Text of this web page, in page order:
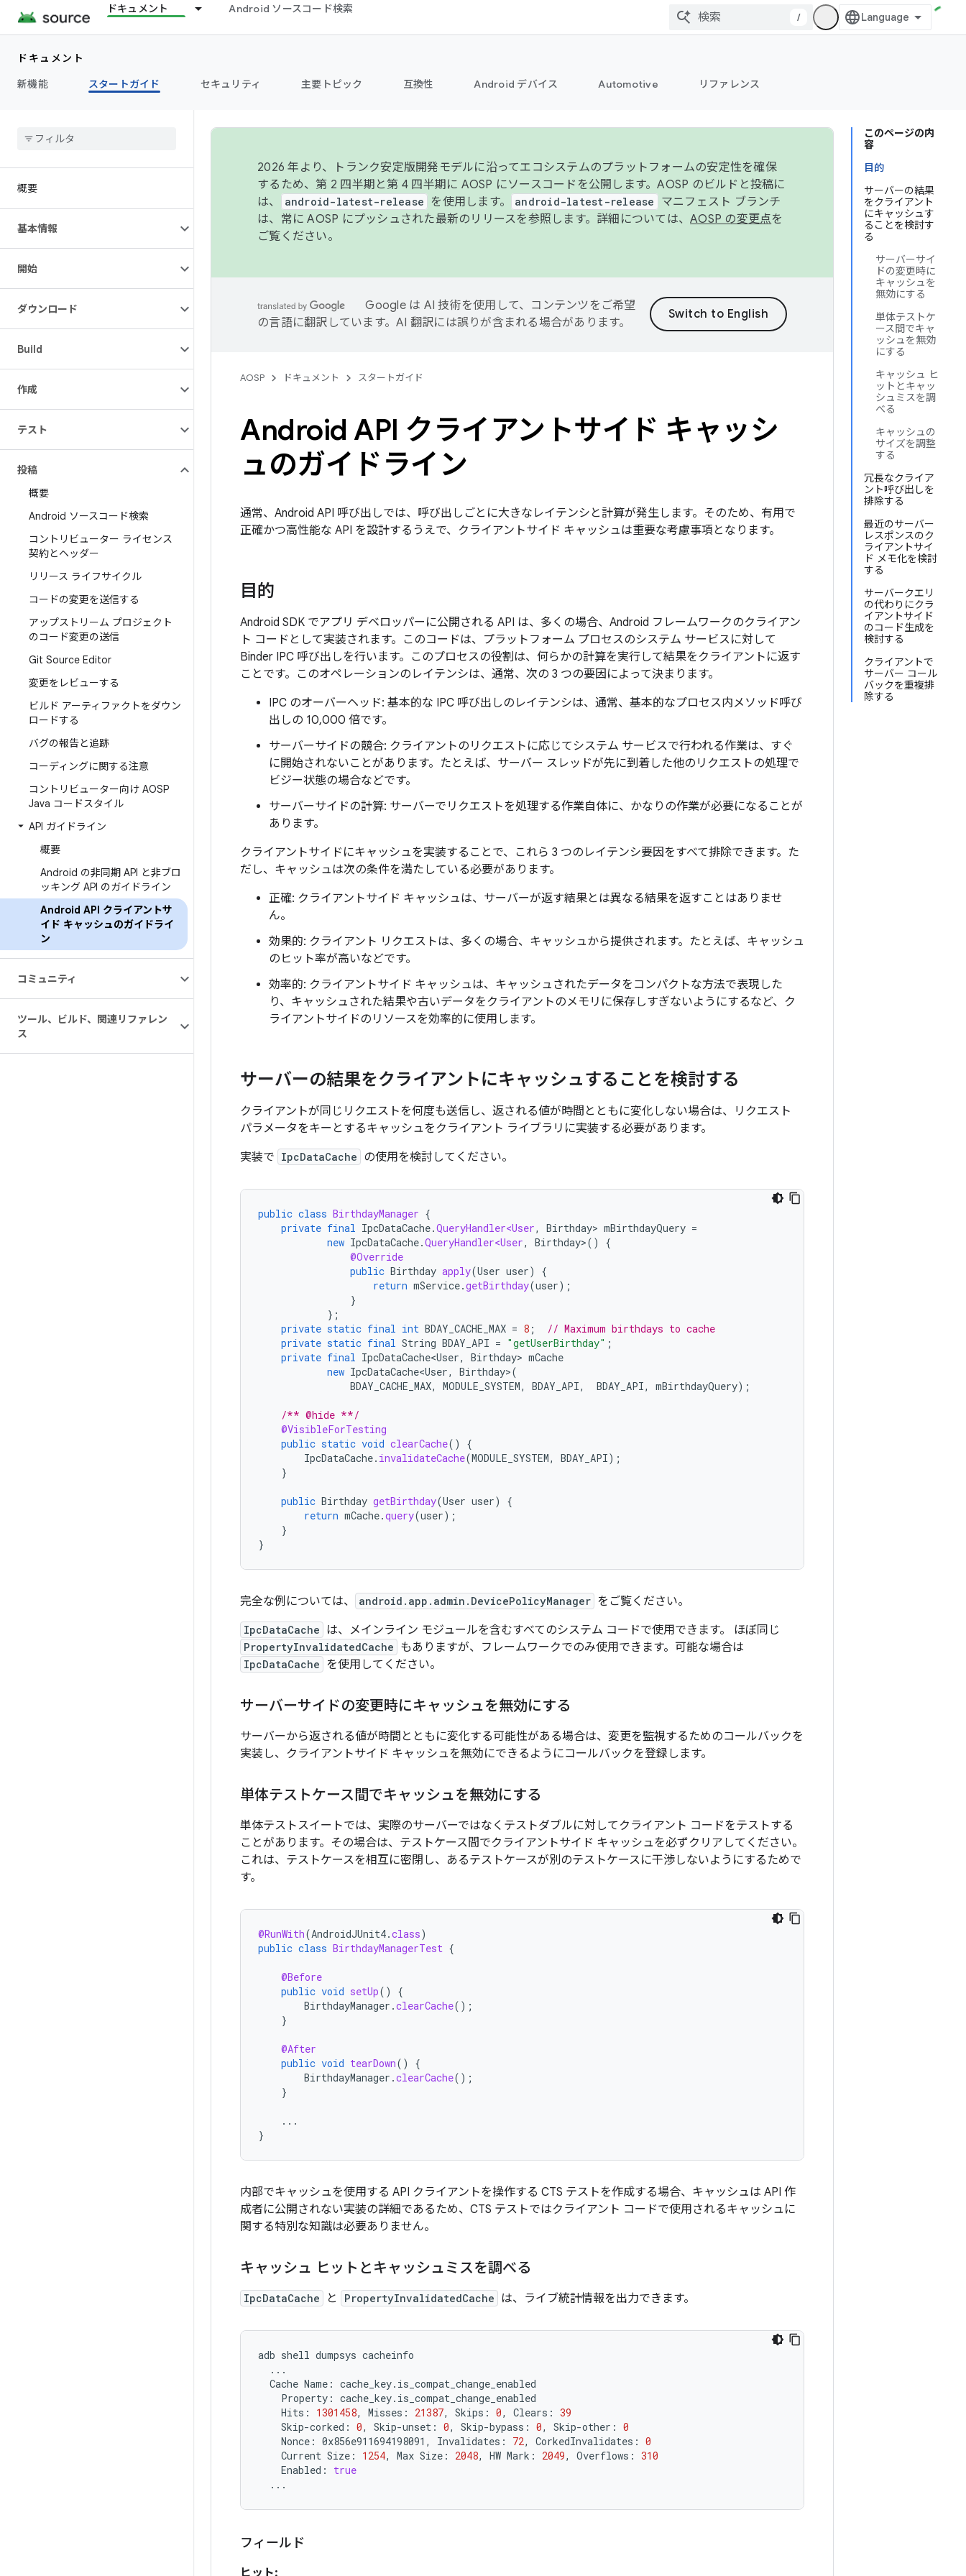
ドキュメント Android ソースコード検索
/
ドキュメント
新機能
スタートガイド セキュリティ 主要トピック 互換性 Android デバイス Automotive リファレンス
概要
基本情報
開始
ダウンロード
Build
作成
テスト
投稿
概要
Android ソースコード検索
コントリビューター ライセンス
契約とヘッダー
リリース ライフサイクル
コードの変更を送信する
アップストリーム プロジェクト
のコード変更の送信
Git Source Editor
変更をレビューする
ビルド アーティファクトをダウン
ロードする
バグの報告と追跡
コーディングに関する注意
コントリビューター向け AOSP
Java コードスタイル
API ガイドライン
概要
Android の非同期 API と非ブロ
ッキング API のガイドライン
Android API クライアントサ
イド キャッシュのガイドライ
ン
コミュニティ
ツール、ビルド、関連リファレン
ス
このページの内
容
目的
サーバーの結果
をクライアント
にキャッシュす
ることを検討す
る
サーバーサイ
ドの変更時に
キャッシュを
無効にする
単体テストケ
ース間でキャ
ッシュを無効
にする
キャッシュ ヒ
ットとキャッ
シュミスを調
べる
キャッシュの
サイズを調整
する
冗長なクライア
ント呼び出しを
排除する
最近のサーバー
レスポンスのク
ライアントサイ
ド メモ化を検討
する
サーバークエリ
の代わりにクラ
イアントサイド
のコード生成を
検討する
クライアントで
サーバー コール
バックを重複排
除する
2026 年より、トランク安定版開発モデルに沿ってエコシステムのプラットフォームの安定性を確保
するため、第 2 四半期と第 4 四半期に AOSP にソースコードを公開します。AOSP のビルドと投稿に
は、
android-latest-release を使用します。 android-latest-release
マニフェスト ブランチ
は、常に AOSP にプッシュされた最新のリリースを参照します。詳細については、 AOSP の変更点を
ご覧ください。
Google は AI 技術を使用して、コンテンツをご希望
の言語に翻訳しています。AI 翻訳には誤りが含まれる場合があります。
AOSP ドキュメント スタートガイド
Android API クライアントサイド キャッシ
ュのガイドライン
通常、Android API 呼び出しでは、呼び出しごとに大きなレイテンシと計算が発生します。そのため、有用で
正確かつ高性能な API を設計するうえで、クライアントサイド キャッシュは重要な考慮事項となります。
目的
Android SDK でアプリ デベロッパーに公開される API は、多くの場合、Android フレームワークのクライアン
ト コードとして実装されます。このコードは、プラットフォーム プロセスのシステム サービスに対して
Binder IPC 呼び出しを行います。このプロセスの役割は、何らかの計算を実行して結果をクライアントに返す
ことです。このオペレーションのレイテンシは、通常、次の 3 つの要因によって決まります。
IPC のオーバーヘッド: 基本的な IPC 呼び出しのレイテンシは、通常、基本的なプロセス内メソッド呼び
出しの 10,000 倍です。
サーバーサイドの競合: クライアントのリクエストに応じてシステム サービスで行われる作業は、すぐ
に開始されないことがあります。たとえば、サーバー スレッドが先に到着した他のリクエストの処理で
ビジー状態の場合などです。
サーバーサイドの計算: サーバーでリクエストを処理する作業自体に、かなりの作業が必要になることが
あります。
クライアントサイドにキャッシュを実装することで、これら 3 つのレイテンシ要因をすべて排除できます。た
だし、キャッシュは次の条件を満たしている必要があります。
正確: クライアントサイド キャッシュは、サーバーが返す結果とは異なる結果を返すことはありませ
ん。
効果的: クライアント リクエストは、多くの場合、キャッシュから提供されます。たとえば、キャッシュ
のヒット率が高いなどです。
効率的: クライアントサイド キャッシュは、キャッシュされたデータをコンパクトな方法で表現した
り、キャッシュされた結果や古いデータをクライアントのメモリに保存しすぎないようにするなど、ク
ライアントサイドのリソースを効率的に使用します。
サーバーの結果をクライアントにキャッシュすることを検討する
クライアントが同じリクエストを何度も送信し、返される値が時間とともに変化しない場合は、リクエスト
パラメータをキーとするキャッシュをクライアント ライブラリに実装する必要があります。
実装で IpcDataCache の使用を検討してください。
public class BirthdayManager {
private final IpcDataCache.QueryHandler<User, Birthday> mBirthdayQuery =
new IpcDataCache.QueryHandler<User, Birthday>()
{
@Override
public Birthday apply(User user)
{
return mService.getBirthday(user);
}
};
private static final int BDAY_CACHE_MAX = 8 ;
// Maximum birthdays to cache
private static final String BDAY_API = "getUserBirthday" ;
private final IpcDataCache<User, Birthday> mCache
new IpcDataCache<User, Birthday>(
BDAY_CACHE_MAX, MODULE_SYSTEM, BDAY_API, BDAY_API, mBirthdayQuery);
/** @hide **/
@VisibleForTesting
public static void clearCache()
{
IpcDataCache. invalidateCache(MODULE_SYSTEM, BDAY_API);
}
public Birthday getBirthday(User user)
{
return mCache.query(user);
}
}
完全な例については、 android.app.admin.DevicePolicyManager をご覧ください。
IpcDataCache は、メインライン モジュールを含むすべてのシステム コードで使用できます。 ほぼ同じ
PropertyInvalidatedCache もありますが、フレームワークでのみ使用できます。可能な場合は
IpcDataCache を使用してください。
サーバーサイドの変更時にキャッシュを無効にする
サーバーから返される値が時間とともに変化する可能性がある場合は、変更を監視するためのコールバックを
実装し、クライアントサイド キャッシュを無効にできるようにコールバックを登録します。
単体テストケース間でキャッシュを無効にする
単体テストスイートでは、実際のサーバーではなくテストダブルに対してクライアント コードをテストする
ことがあります。その場合は、テストケース間でクライアントサイド キャッシュを必ずクリアしてください。
これは、テストケースを相互に密閉し、あるテストケースが別のテストケースに干渉しないようにするためで
す。
@RunWith(AndroidJUnit4.class)
public class BirthdayManagerTest {
@Before
public void setUp()
{
BirthdayManager .clearCache();
}
@After
public void tearDown()
{
BirthdayManager .clearCache();
}
...
}
内部でキャッシュを使用する API クライアントを操作する CTS テストを作成する場合、キャッシュは API 作
成者に公開されない実装の詳細であるため、CTS テストではクライアント コードで使用されるキャッシュに
関する特別な知識は必要ありません。
キャッシュ ヒットとキャッシュミスを調べる
IpcDataCache と PropertyInvalidatedCache は、ライブ統計情報を出力できます。
adb shell dumpsys
Cache Name:
Property:
Hits:
1301458, Misses: 21387, Skips: 0, Clears: 39
Skip-corked: 0, Skip-unset: 0, Skip-bypass: 0, Skip-other: 0
Nonce: 0x856e911694198091, Invalidates: 72, CorkedInvalidates: 0
Current Size: 1254, Max Size: 2048, HW Mark: 2049, Overflows: 310
Enabled:
true
フィールド
ヒット: